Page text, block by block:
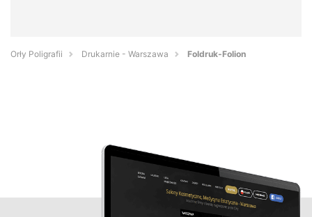
Orły Poligrafii Drukarnie - Warszawa Foldruk-Folion